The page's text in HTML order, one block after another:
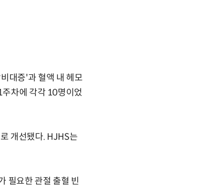
대증'과 혈액 내 헤모
차에 각각 10명이었
개선됐다. HJHS는
필요한 관절 출혈 빈